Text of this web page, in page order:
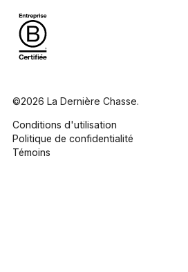
©2026 La Dernière Chasse.
Conditions d'utilisation
Politique de confidentialité
Témoins